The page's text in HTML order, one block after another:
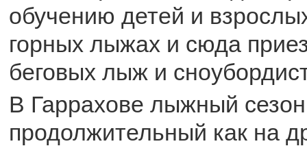
обучению детей и
горных лыжах и сюда
беговых лыж и
В Гаррахове лыжный
продолжительный как на